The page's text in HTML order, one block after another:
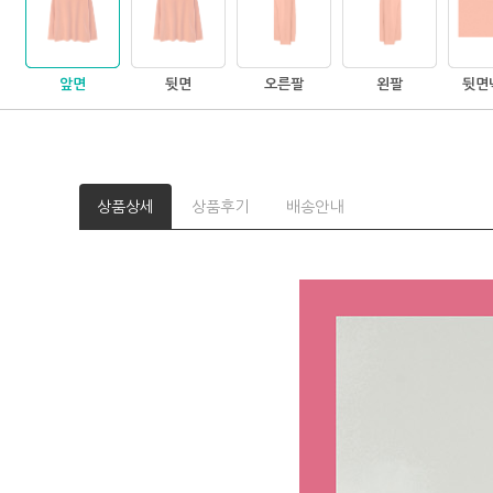
앞면 뒷면 오른팔 왼팔 뒷면
상품상세 상품후기 배송안내